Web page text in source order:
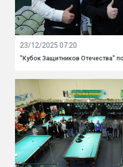
23/12/2025 07:20
"Кубок Защитников Отечества"